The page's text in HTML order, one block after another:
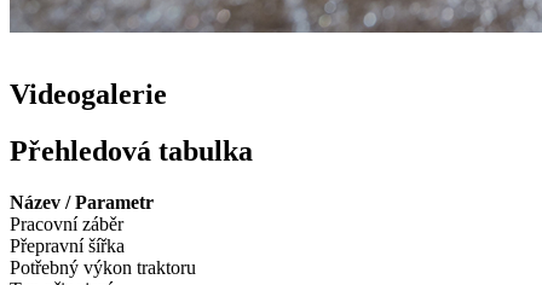
Videogalerie
Přehledová tabulka
Název / Parametr
Pracovní záběr
Přepravní šířka
Potřebný výkon traktoru